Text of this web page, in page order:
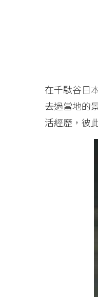
在千駄谷日
去過當地的
活經歷，彼